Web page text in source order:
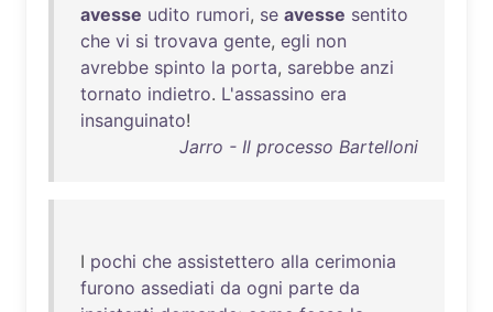
avesse udito rumori, se avesse sentito
che vi si trovava gente, egli non
avrebbe spinto la porta, sarebbe anzi
tornato indietro. L'assassino era
insanguinato!
Jarro - Il processo Bartelloni
I pochi che assistettero alla cerimonia
furono assediati da ogni parte da